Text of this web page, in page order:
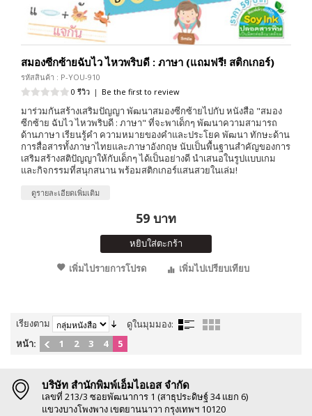
สมองซีกซ้ายฉับไว ไหวพริบดี : ภาษา (แถมฟรี! สติกเกอร์)
รหัสสินค้า : P-YOU-910
0 รีวิว | Be the first to review
มาร่วมกันสร้างเสริมปัญญา พัฒนาสมองซีกซ้ายไปกับ หนังสือ "สมอง
ซีกซ้าย ฉับไว ไหวพริบดี : ภาษา" ที่จะพาเด็กๆ พัฒนาความสามารถ
ด้านภาษา เรียนรู้คำ ความหมายของคำและประโยค พัฒนา ทักษะด้าน
การสื่อสารทั้งภาษาไทยและภาษาอังกฤษ นับเป็นพื้นฐานสำคัญของการ
เสริมสร้างสติปัญญาให้กับเด็กๆ ได้เป็นอย่างดี นำเสนอในรูปแบบเกม
และกิจกรรมที่สนุกสนาน พร้อมสติกเกอร์แสนสวยในเล่ม!
ดูรายละเอียดเพิ่มเติม
59 บาท
หยิบใส่ตะกร้า
เพิ่มไปรายการโปรด
เพิ่มไปเปรียบเทียบ
เรียงตาม
ดูในมุมมอง:
หน้า:
1 2 3 4 5
บริษัท สำนักพิมพ์เอ็มไอเอส จำกัด
เลขที่ 213/3 ซอยพัฒนาการ 1 (สาธุประดิษฐ์ 34 แยก 6)
แขวงบางโพงพาง เขตยานนาวา กรุงเทพฯ 10120